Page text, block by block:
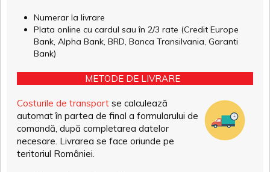
Numerar la livrare
Plata online cu cardul sau în 2/3 rate (Credit Europe
Bank, Alpha Bank, BRD, Banca Transilvania, Garanti
Bank)
METODE DE LIVRARE
Costurile de transport se calculează
automat în partea de final a formularului de
comandă, după completarea datelor
necesare. Livrarea se face oriunde pe
teritoriul României.